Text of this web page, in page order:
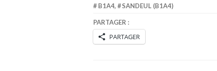
B1A4, SANDEUL (B1A4)
PARTAGER :
PARTAGER